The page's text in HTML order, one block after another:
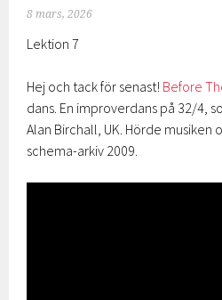
8 mars, 2026
Lektion 7
Hej och tack för senast! Before
dans. En improverdans på 32/4,
Alan Birchall, UK. Hörde musiken
schema-arkiv 2009.